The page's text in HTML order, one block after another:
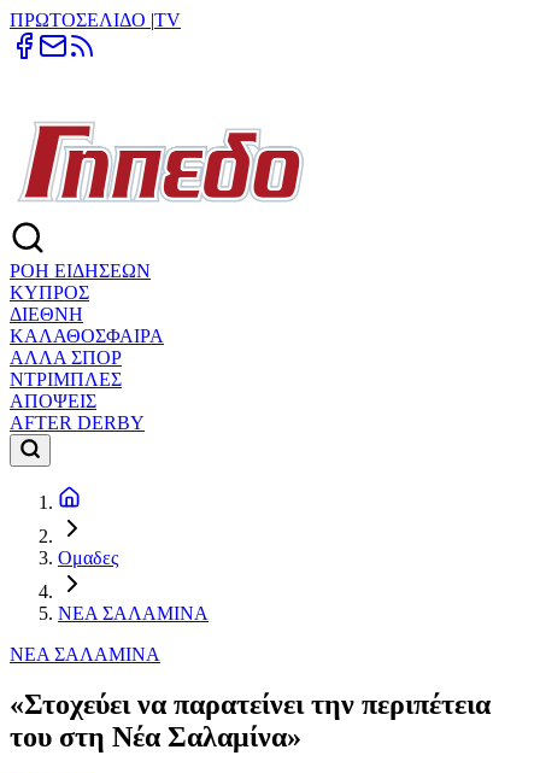
ΠΡΩΤΟΣΕΛΙΔΟ |TV
ΡΟΗ ΕΙΔΗΣΕΩΝ
ΚΥΠΡΟΣ
ΔΙΕΘΝΗ
ΚΑΛΑΘΟΣΦΑΙΡΑ
ΑΛΛΑ ΣΠΟΡ
ΝΤΡΙΜΠΛΕΣ
ΑΠΟΨΕΙΣ
AFTER DERBY
Ομαδες
ΝΕΑ ΣΑΛΑΜΙΝΑ
ΝΕΑ ΣΑΛΑΜΙΝΑ
«Στοχεύει να παρατείνει την περιπέτεια
του στη Νέα Σαλαμίνα»